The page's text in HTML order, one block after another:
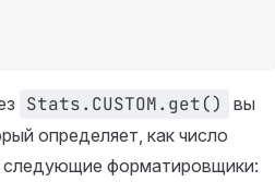
Stats.CUSTOM.get()
вы
определяет, как число
следующие форматировщики: